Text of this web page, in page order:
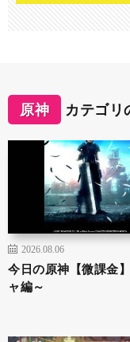
原神 カテゴリ
2026.08.06
今日の原神【微課金
ャ編～